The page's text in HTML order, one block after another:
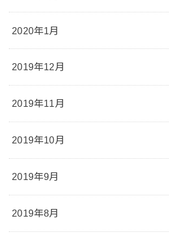
2020年1月
2019年12月
2019年11月
2019年10月
2019年9月
2019年8月